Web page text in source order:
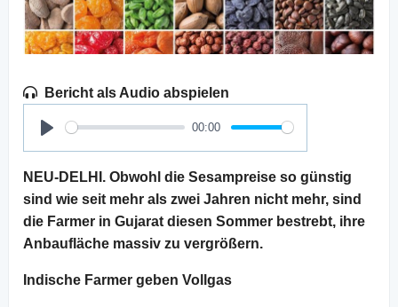
Bericht als Audio abspielen
Play
00:00
NEU-DELHI. Obwohl die Sesampreise so günstig
sind wie seit mehr als zwei Jahren nicht mehr, sind
die Farmer in Gujarat diesen Sommer bestrebt, ihre
Anbaufläche massiv zu vergrößern.
Indische Farmer geben Vollgas